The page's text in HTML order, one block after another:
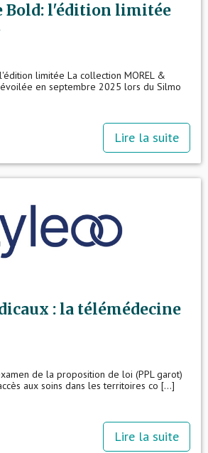
Bold: l'édition limitée
limitée La collection MOREL &
en septembre 2025 lors du Silmo
Lire la suite
: la télémédecine
de la proposition de loi (PPL garot)
aux soins dans les territoires co [...]
Lire la suite